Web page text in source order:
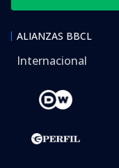
ALIANZAS BBCL
Internacional